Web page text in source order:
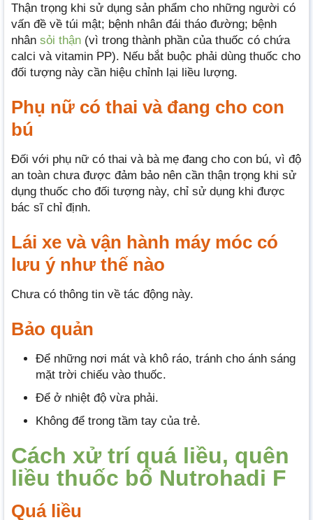
Thận trọng khi sử dụng sản phẩm cho những người có
vấn đề về túi mật; bệnh nhân đái tháo đường; bệnh
nhân sỏi thận (vì trong thành phần của thuốc có chứa
calci và vitamin PP). Nếu bắt buộc phải dùng thuốc cho
đối tượng này cần hiệu chỉnh lại liều lượng.
Phụ nữ có thai và đang cho con
bú
Đối với phụ nữ có thai và bà mẹ đang cho con bú, vì độ
an toàn chưa được đảm bảo nên cần thận trọng khi sử
dụng thuốc cho đối tượng này, chỉ sử dụng khi được
bác sĩ chỉ định.
Lái xe và vận hành máy móc có
lưu ý như thế nào
Chưa có thông tin về tác động này.
Bảo quản
Để những nơi mát và khô ráo, tránh cho ánh sáng
mặt trời chiếu vào thuốc.
Để ở nhiệt độ vừa phải.
Không để trong tầm tay của trẻ.
Cách xử trí quá liều, quên
liều thuốc bổ Nutrohadi F
Quá liều